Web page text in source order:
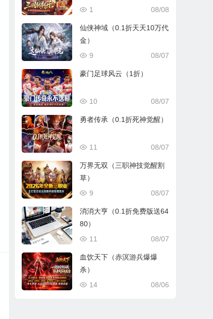
08/08
1
仙侠神域（0.1折天天10万代
金）
08/07
9
豪门足球风云（1折）
08/07
10
勇者传承（0.1折死神觉醒）
08/07
11
万界无双（三职神技觉醒割
草）
08/07
9
消消大亨（0.1折免费版送64
80）
08/07
11
血饮天下（赤溟游兵爆爆
杀）
08/06
14